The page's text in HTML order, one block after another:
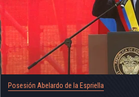
Posesión Abelardo de la Espriella